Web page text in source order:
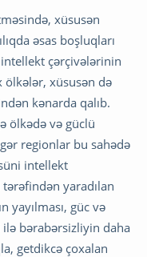
xüsusən
əsas boşluqları
çərçivələrinin
ölkələr, xüsusən də
kənarda qalıb.
ölkədə və güclü
regionlar bu sahədə
intellekt
yaradılan
yayılması, güc və
bərabərsizliyin daha
getdikcə çoxalan